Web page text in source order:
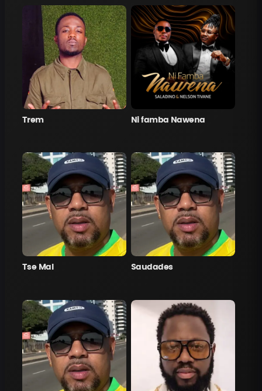
Trem Ni famba Nawena
Tse Mal Saudades